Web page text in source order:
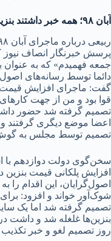
آبان ۹۸؛ همه خبر داشتند بنزین گران می‌شود
پرسش خبرنگار انصاف
جمعه فهمیدم» که به
دائما توسط رسانه‌های
گفت: ماجرای افزایش قیمت
قوا بود و من از جهت
تصمیم گرفته شد حضور
اعضا موضع دیگری گرفتند
تصمیم توسط مجلس به
سخن‌گوی دولت دوازدهم با
افزایش پلکانی قیمت
اصول‌گرایان، این اقدام را
شوک‌آور خواند و افزود:
تصمیم گرفته شد اما یک
بنزین‌ها غلغله شد و داشت
روز تصمیم لغو و خبر